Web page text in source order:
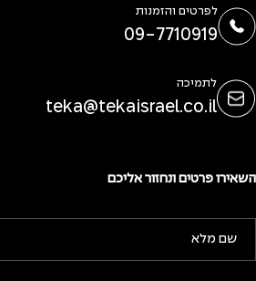
לפרטים והזמנות
09-7710919
לתמיכה
teka@tekaisrael.co.il
השאירו פרטים ונחזור אליכם